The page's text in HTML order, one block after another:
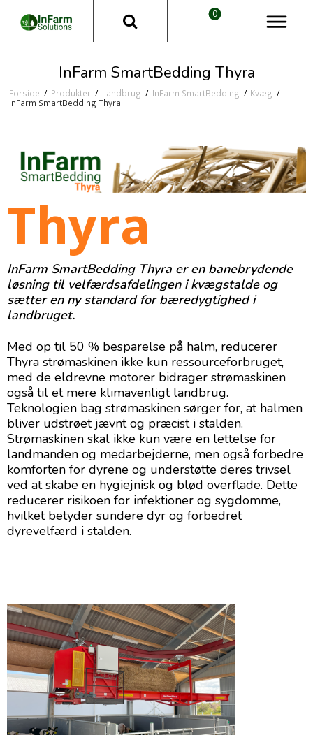
InFarm SmartBedding Thyra
Forside / Produkter / Landbrug / InFarm SmartBedding / Kvæg /
InFarm SmartBedding Thyra
Thyra
InFarm SmartBedding Thyra er en banebrydende
løsning til velfærdsafdelingen i kvægstalde og
sætter en ny standard for bæredygtighed i
landbruget.
Med op til 50 % besparelse på halm, reducerer
Thyra strømaskinen ikke kun ressourceforbruget,
med de eldrevne motorer bidrager strømaskinen
også til et mere klimavenligt landbrug.
Teknologien bag strømaskinen sørger for, at halmen
bliver udstrøet jævnt og præcist i stalden.
Strømaskinen skal ikke kun være en lettelse for
landmanden og medarbejderne, men også forbedre
komforten for dyrene og understøtte deres trivsel
ved at skabe en hygiejnisk og blød overflade. Dette
reducerer risikoen for infektioner og sygdomme,
hvilket betyder sundere dyr og forbedret
dyrevelfærd i stalden.
0